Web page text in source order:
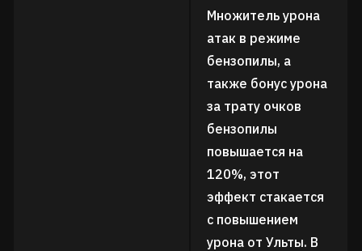
Множитель урона
атак в режиме
бензопилы, а
также бонус урона
за трату очков
бензопилы
повышается на
120%, этот
эффект стакается
с повышением
урона от Ульты. В